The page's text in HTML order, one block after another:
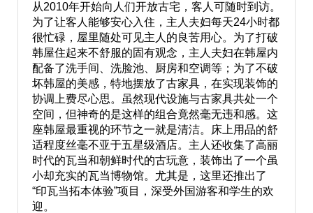
从2010年开始向人们开放古宅，客人可随时到访。
为了让客人能够安心入住，主人夫妇每天24小时都
很忙碌，屋里随处可见主人的良苦用心。为了打破
韩屋住起来不舒服的固有观念，主人夫妇在韩屋内
配备了洗手间、洗脸池、厨房和空调等；为了不破
坏韩屋的美感，特地摆放了古家具，在实现装饰的
协调上费尽心思。虽然现代设施与古家具共处一个
空间，但神奇的是这样的组合竟然毫无违和感。这
座韩屋最重视的环节之一就是清洁。床上用品的舒
适程度丝毫不亚于五星级酒店。主人还收集了高丽
时代的瓦当和朝鲜时代的古玩意，装饰出了一个虽
小却充实的瓦当博物馆。尤其是，这里还推出了
“印瓦当拓本体验”项目，深受外国游客和学生的欢
迎。